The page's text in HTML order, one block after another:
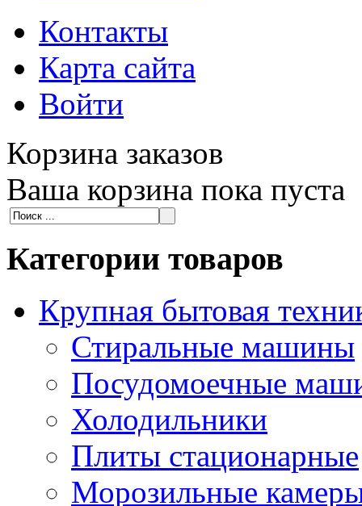
Контакты
Карта сайта
Войти
Корзина заказов
Ваша корзина пока пуста
Категории товаров
Крупная бытовая
Стиральные машины
Посудомоечные
Холодильники
Плиты стационарные
Морозильные